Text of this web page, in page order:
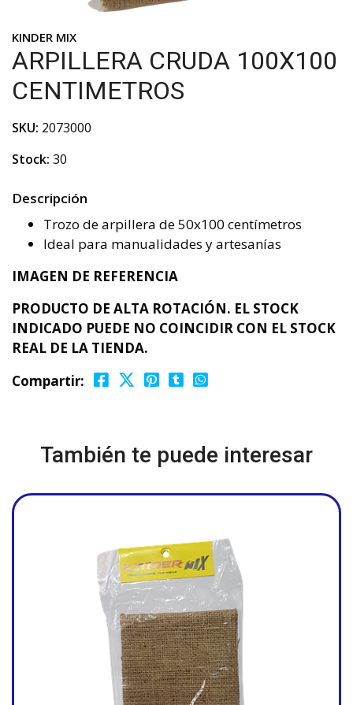
KINDER MIX
ARPILLERA CRUDA 100X100
CENTIMETROS
SKU: 2073000
Stock: 30
Descripción
Trozo de arpillera de 50x100 centímetros
Ideal para manualidades y artesanías
IMAGEN DE REFERENCIA
PRODUCTO DE ALTA ROTACIÓN. EL STOCK
INDICADO PUEDE NO COINCIDIR CON EL STOCK
REAL DE LA TIENDA.
Compartir:
También te puede interesar